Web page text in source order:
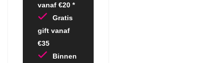
vanaf €20 *
Gratis
gift vanaf
€35
Binnen